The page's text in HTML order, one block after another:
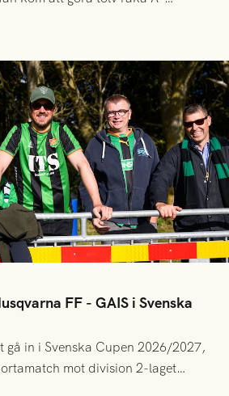
och är en av få spelare som i GAIS
FF - GAIS i Svenska
gå in i Svenska Cupen 2026/2027,
mot division 2-laget
och stötta grönsvart på plats!